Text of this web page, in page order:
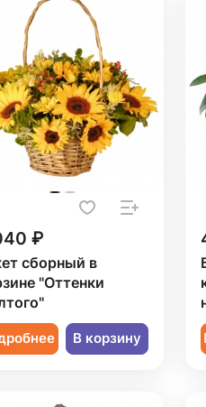
₽
сборный в
"Оттенки
В корзину